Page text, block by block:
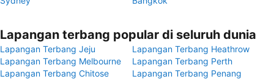
Lapangan terbang popular di seluruh dunia
Lapangan Terbang Jeju
Lapangan Terbang Heathrow
Lapangan Terbang Melbourne
Lapangan Terbang Perth
Lapangan Terbang Chitose
Lapangan Terbang Penang